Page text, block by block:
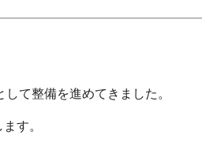
て整備を進めてきました。
す。